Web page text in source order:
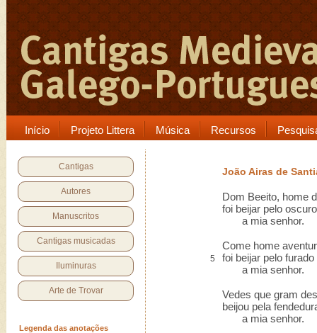
Início Projeto Littera Música Recursos
Cantigas
Autores
Manuscritos
Cantigas musicadas
Iluminuras
Arte de Trovar
Legenda das anotações
João Airas de
Dom Beeito, home
foi beijar pelo oscuro
a mia senhor.
Come home
5
foi beijar pelo furado
a mia senhor.
Vedes que gram
beijou pela
a mia senhor.